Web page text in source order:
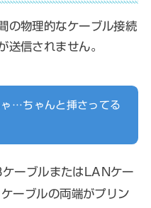
の物理的なケーブル接続
送信されません。
…ちゃんと挿さってる
ーブルまたはLANケー
ーブルの両端がプリン